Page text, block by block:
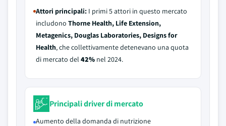
Attori principali: I primi 5 attori in questo mercato
includono Thorne Health, Life Extension,
Metagenics, Douglas Laboratories, Designs for
Health, che collettivamente detenevano una quota
di mercato del 42% nel 2024.
Principali driver di mercato
Aumento della domanda di nutrizione